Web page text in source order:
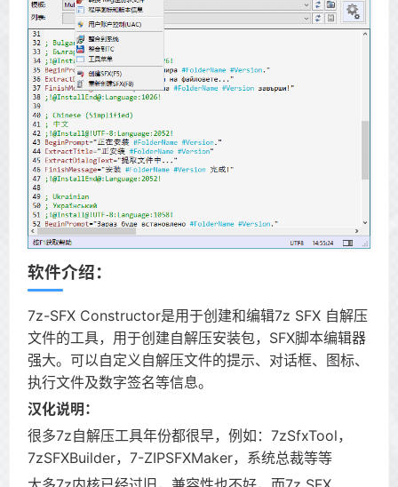
软件介绍：
7z-SFX Constructor是用于创建和编辑7z SFX 自解压
文件的工具，用于创建自解压安装包，SFX脚本编辑器
强大。可以自定义自解压文件的提示、对话框、图标、
执行文件及数字签名等信息。
汉化说明：
很多7z自解压工具年份都很早，例如：7zSfxTool，
7zSFXBuilder，7-ZIPSFXMaker，系统总裁等等